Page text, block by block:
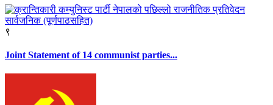
९
Joint Statement of 14 communist parties...